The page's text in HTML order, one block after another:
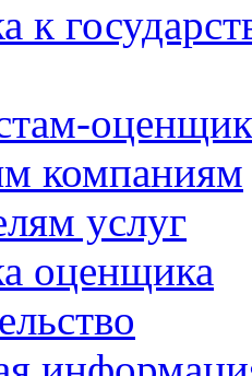
к
компаниям
услуг
оценщика